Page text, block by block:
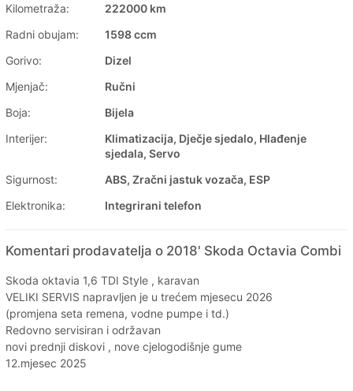
Kilometraža:
222000 km
Radni obujam:
1598 ccm
Gorivo:
Dizel
Mjenjač:
Ručni
Boja:
Bijela
Interijer:
Klimatizacija, Dječje sjedalo, Hlađenje
sjedala, Servo
Sigurnost:
ABS, Zračni jastuk vozača, ESP
Elektronika:
Integrirani telefon
Komentari prodavatelja o 2018' Skoda Octavia Combi
Skoda oktavia 1,6 TDI Style , karavan
VELIKI SERVIS napravljen je u trećem mjesecu 2026
(promjena seta remena, vodne pumpe i td.)
Redovno servisiran i održavan
novi prednji diskovi , nove cjelogodišnje gume
12.mjesec 2025